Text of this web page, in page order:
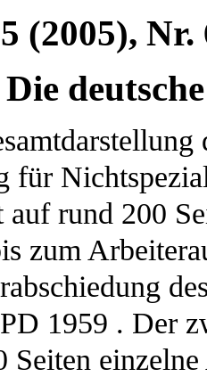
(2005), Nr.
für
auf rund 200
zum
1959 . Der
Seiten